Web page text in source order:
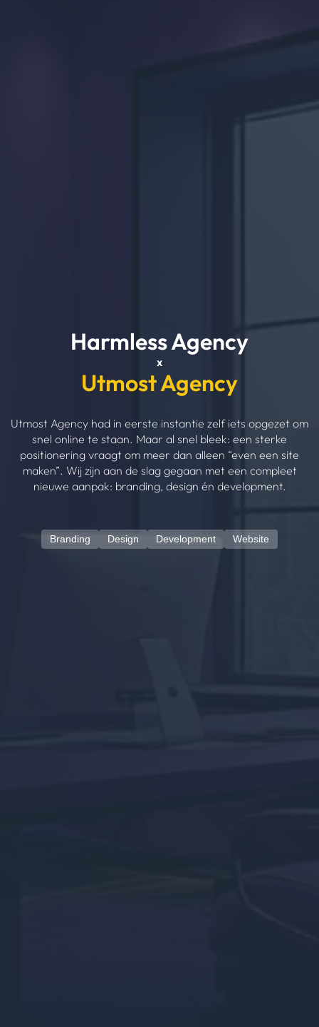
Harmless Agency
x
Utmost Agency
Utmost Agency had in eerste instantie zelf iets opgezet om
snel online te staan. Maar al snel bleek: een sterke
positionering vraagt om meer dan alleen “even een site
maken”. Wij zijn aan de slag gegaan met een compleet
nieuwe aanpak: branding, design én development.
Branding Design Development Website